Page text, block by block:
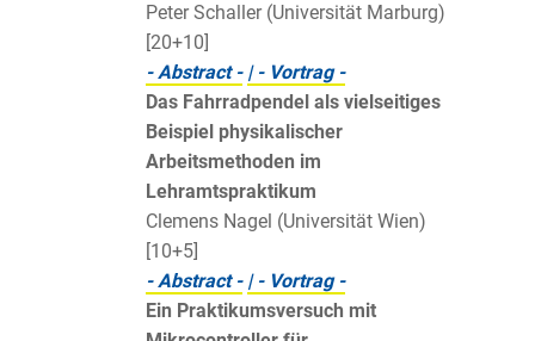
Peter Schaller (Universität Marburg)
[20+10]
- Abstract - | - Vortrag -
Das Fahrradpendel als vielseitiges
Beispiel physikalischer
Arbeitsmethoden im
Lehramtspraktikum
Clemens Nagel (Universität Wien)
[10+5]
- Abstract - | - Vortrag -
Ein Praktikumsversuch mit